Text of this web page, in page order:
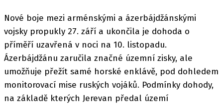
Nové boje mezi arménskými a ázerbájdžánskými
vojsky propukly 27. září a ukončila je dohoda o
příměří uzavřená v noci na 10. listopadu.
Ázerbájdžánu zaručila značné územní zisky, ale
umožňuje přežít samé horské enklávě, pod dohledem
monitorovací mise ruských vojáků. Podmínky dohody,
na základě kterých Jerevan předal území